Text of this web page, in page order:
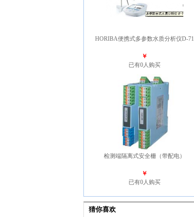
HORIBA便携式多参数水质分析仪D-71
￥
已有0人购买
检测端隔离式安全栅（带配电）
￥
已有0人购买
猜你喜欢